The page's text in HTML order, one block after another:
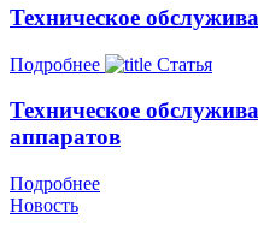
Техническое
Подробнее Статья
Техническое
аппаратов
Подробнее
Новость